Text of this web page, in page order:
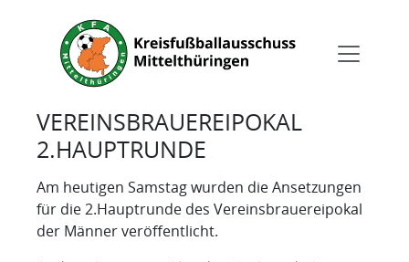
VEREINSBRAUEREIPOKAL
2.HAUPTRUNDE
Am heutigen Samstag wurden die Ansetzungen
für die 2.Hauptrunde des Vereinsbrauereipokal
der Männer veröffentlicht.